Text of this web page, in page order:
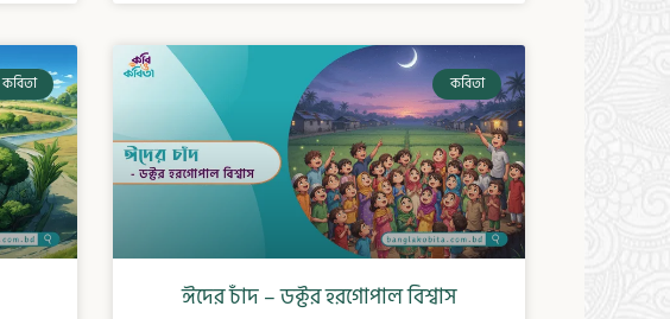
কবিতা কবিতা
ঈদের চাঁদ – ডক্টর হরগোপাল বিশ্বাস